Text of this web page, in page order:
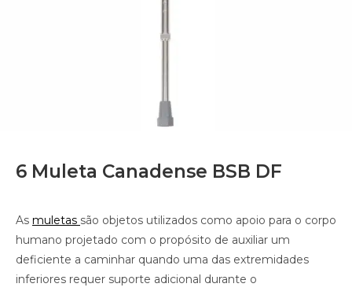
6 Muleta Canadense BSB DF
As muletas são objetos utilizados como apoio para o corpo
humano projetado com o propósito de auxiliar um
deficiente a caminhar quando uma das extremidades
inferiores requer suporte adicional durante o